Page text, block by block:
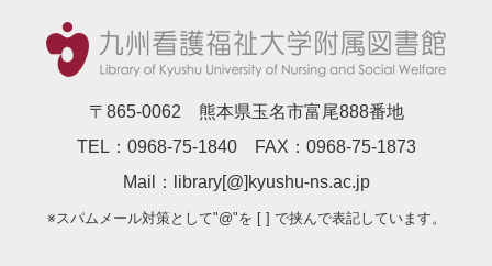
〒865-0062 熊本県玉名市富尾888番地
TEL：0968-75-1840 FAX：0968-75-1873
Mail：library[@]kyushu-ns.ac.jp
※スパムメール対策として"@"を [ ] で挟んで表記しています。